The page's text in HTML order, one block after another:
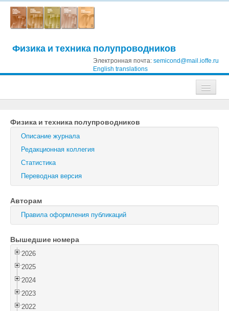
Физика и техника полупроводников
Электронная почта: semicond@mail.ioffe.ru
English translations
Журнал технической физики
Письма в Журнал технической физики
Физика твердого тела
Физика и техника полупроводников
Оптика и спектроскопия
Поиск
Войти
Физика и техника полупроводников
Описание журнала
Редакционная коллегия
Статистика
Переводная версия
Авторам
Правила оформления публикаций
Вышедшие номера
2026
2025
2024
2023
2022